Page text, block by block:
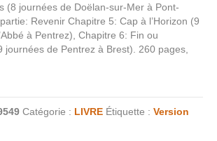
(8 journées de Doëlan-sur-Mer à Pont-
Revenir Chapitre 5: Cap à l’Horizon (9
à Pentrez), Chapitre 6: Fin ou
journées de Pentrez à Brest). 260 pages,
Catégorie : LIVRE Étiquette : Version